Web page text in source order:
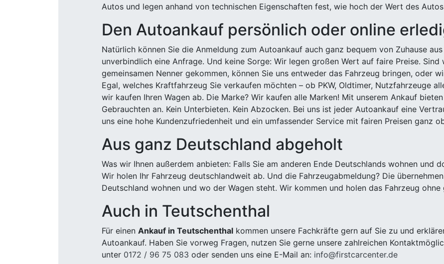
Autos und legen anhand von technischen Eigenschaften fest, wie hoch der Wert des
Den Autoankauf persönlich oder online
Natürlich können Sie die Anmeldung zum Autoankauf auch ganz bequem von Zuhause
unverbindlich eine Anfrage. Und keine Sorge: Wir legen großen Wert auf faire Preise. Sind
gemeinsamen Nenner gekommen, können Sie uns entweder das Fahrzeug bringen, oder
Egal, welches Kraftfahrzeug Sie verkaufen möchten – ob PKW, Oldtimer, Nutzfahrzeuge
wir kaufen Ihren Wagen ab. Die Marke? Wir kaufen alle Marken! Mit unserem Ankauf
Gebrauchten an. Kein Unterbieten. Kein Abzocken. Bei uns ist jeder Autoankauf eine
uns eine hohe Kundenzufriedenheit und ein umfassender Service mit fairen Preisen ganz
Aus ganz Deutschland abgeholt
Was wir Ihnen außerdem anbieten: Falls Sie am anderen Ende Deutschlands wohnen und
Wir holen Ihr Fahrzeug deutschlandweit ab. Und die Fahrzeugabmeldung? Die
Deutschland wohnen und wo der Wagen steht. Wir kommen und holen das Fahrzeug
Auch in Teutschenthal
Für einen Ankauf in Teutschenthal kommen unsere Fachkräfte gern auf Sie zu und
Autoankauf. Haben Sie vorweg Fragen, nutzen Sie gerne unsere zahlreichen
unter 0172 / 96 75 083 oder senden uns eine E-Mail an: info@firstcarcenter.de